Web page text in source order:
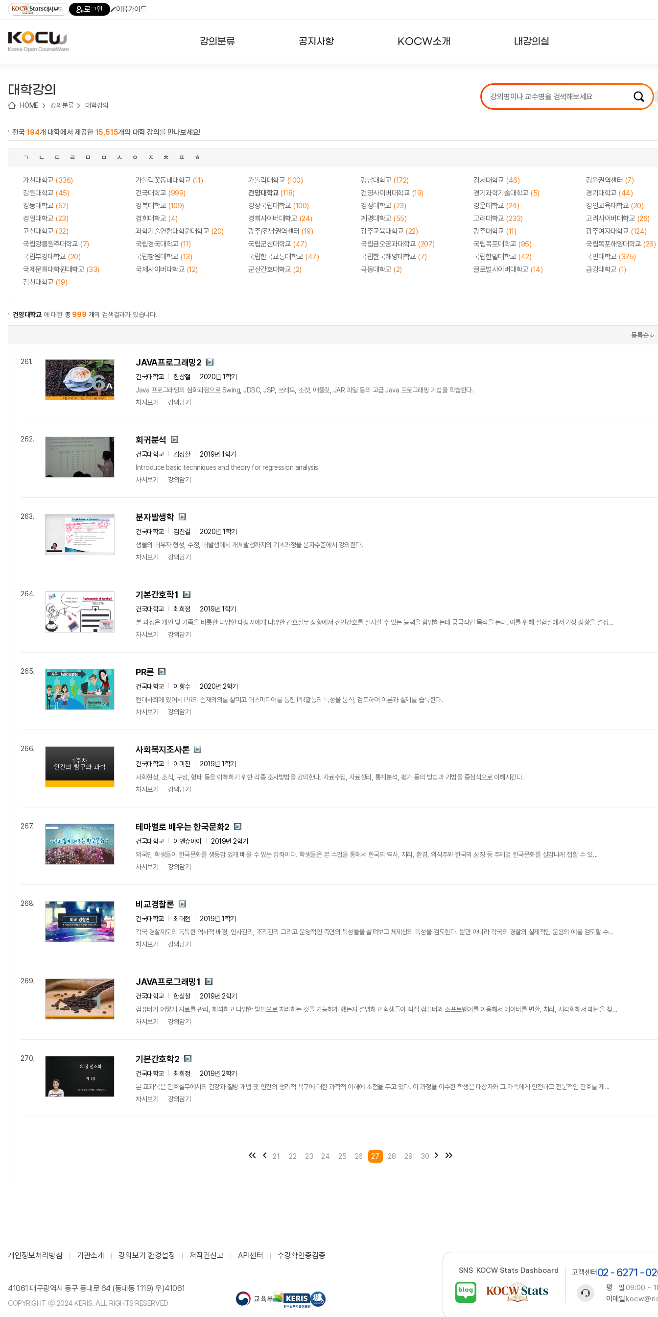
기
기
기
content)
가
대시보드 로그인 이용가이드
강의분류 공지사항 KOCW소개 내강의실
강의리스트
수강확인증강의
대학강의
HOME 강의분류 대학강의
전국194개 대학에서 제공한 15,515개의 대학 강의를 만나보세요!
ㄱ ㄴ ㄷ ㄹ ㅁ ㅂ ㅅ ㅇ ㅈ ㅊ ㅍ ㅎ
가천대학교 (336) 가톨릭꽃동네대학교 (11) 가톨릭대학교 (100) 강남대학교 (172) 강서대학교 (46) 강원권역센터 (7)
강원대학교 (45) 건국대학교 (999) 건양대학교(118) 건양사이버대학교 (19) 경기과학기술대학교 (5) 경기대학교 (44)
경동대학교 (52) 경북대학교 (109) 경상국립대학교 (100) 경성대학교 (23) 경운대학교 (24) 경인교육대학교 (20)
경일대학교 (23) 경희대학교 (4) 경희사이버대학교 (24) 계명대학교 (55) 고려대학교 (233) 고려사이버대학교 (26)
고신대학교 (32) 과학기술연합대학원대학교 (20) 광주/전남권역센터 (19) 광주교육대학교 (22) 광주대학교 (11) 광주여자대학교 (124)
국립강릉원주대학교 (7) 국립경국대학교 (11) 국립군산대학교 (47) 국립금오공과대학교 (207) 국립목포대학교 (95) 국립목포해양대학교 (26)
국립부경대학교 (20) 국립창원대학교 (13) 국립한국교통대학교 (47) 국립한국해양대학교 (7) 국립한밭대학교 (42) 국민대학교 (375)
국제문화대학원대학교 (33) 국제사이버대학교 (12) 군산간호대학교 (2) 극동대학교 (2) 글로벌사이버대학교 (14) 금강대학교 (1)
김천대학교 (19)
건양대학교 에 대한 총 999 개의 검색결과가 있습니다.
등록순↓
261. JAVA프로그래밍2
건국대학교 한상철
2020년 1학기
Java 프로그래밍의 심화과정으로 Swing, JDBC, JSP, 쓰레드, 소켓, 애플릿, JAR 파일 등의 고급 Java 프로그래밍 기법을 학습한다.
차시보기
강의담기
262. 회귀분석
건국대학교 김성환
2019년 1학기
Introduce basic techniques and theory for regression analysis
차시보기
강의담기
263. 분자발생학
건국대학교 김찬길
2020년 1학기
생물의 배우자 형성, 수정, 배발생에서 개체발생까지의 기초과정을 분자수준에서 강의한다.
차시보기
강의담기
264. 기본간호학1
건국대학교 최희정
2019년 1학기
본 과정은 개인 및 가족을 비롯한 다양한 대상자에게 다양한 간호실무 상황에서 전인간호를 실시할 수 있는 능력을 함양하는데 궁극적인 목적을 둔다. 이를 위해 실험실에서 가상 상황을 설정...
차시보기
강의담기
265. PR론
건국대학교 이향수
2020년 2학기
현대사회에 있어서 PR의 존재의의를 살피고 매스미디어를 통한 PR활동의 특성을 분석, 검토하여 이론과 실제를 습득한다.
차시보기
강의담기
266. 사회복지조사론
건국대학교 이미진
2019년 1학기
사회현상, 조직, 구성, 형태 등을 이해하기 위한 각종 조사방법을 강의한다. 자료수집, 자료정리, 통계분석, 평가 등의 방법과 기법을 중심적으로 이해시킨다.
차시보기
강의담기
267. 테마별로 배우는 한국문화2
건국대학교 이앤슈아이
2019년 2학기
외국인 학생들이 한국문화를 생동감 있게 배울 수 있는 강좌이다. 학생들은 본 수업을 통해서 한국의 역사, 지리, 환경, 의식주와 한국의 상징 등 주제별 한국문화를 실감나게 접할 수 있...
차시보기
강의담기
268. 비교경찰론
건국대학교 최대현
2019년 1학기
각국 경찰제도의 독특한 역사적 배경, 인사관리, 조직관리 그리고 운영적인 측면의 특성들을 살펴보고 체제상의 특성을 검토한다. 뿐만 아니라 각국의 경찰의 실제적인 운용의 예를 검토할 수...
차시보기
강의담기
269. JAVA프로그래밍1
건국대학교 한상철
2019년 2학기
컴퓨터가 어떻게 자료를 관리, 해석하고 다양한 방법으로 처리하는 것을 가능하게 했는지 설명하고 학생들이 직접 컴퓨터와 소프트웨어를 이용해서 데이터를 변환, 처리, 시각화해서 패턴을 찾...
차시보기
강의담기
270. 기본간호학2
건국대학교 최희정
2019년 2학기
본 교과목은 간호실무에서의 건강과 질병 개념 및 인간의 생리적 욕구에 대한 과학적 이해에 초점을 두고 있다. 이 과정을 이수한 학생은 대상자와 그 가족에게 안전하고 전문적인 간호를 제...
차시보기
강의담기
21 22 23 24 25 26 27 28 29 30
개인정보처리방침 기관소개 강의보기 환경설정 저작권신고 API센터 수강확인증검증
41061 대구광역시 동구 동내로 64 (동내동 1119) 우)41061
COPYRIGHT ⓒ 2024 KERIS. ALL RIGHTS RESERVED
SNS KOCW Stats Dashboard 고객센터 02 - 6271 -
평 일09:00 ~
이메일